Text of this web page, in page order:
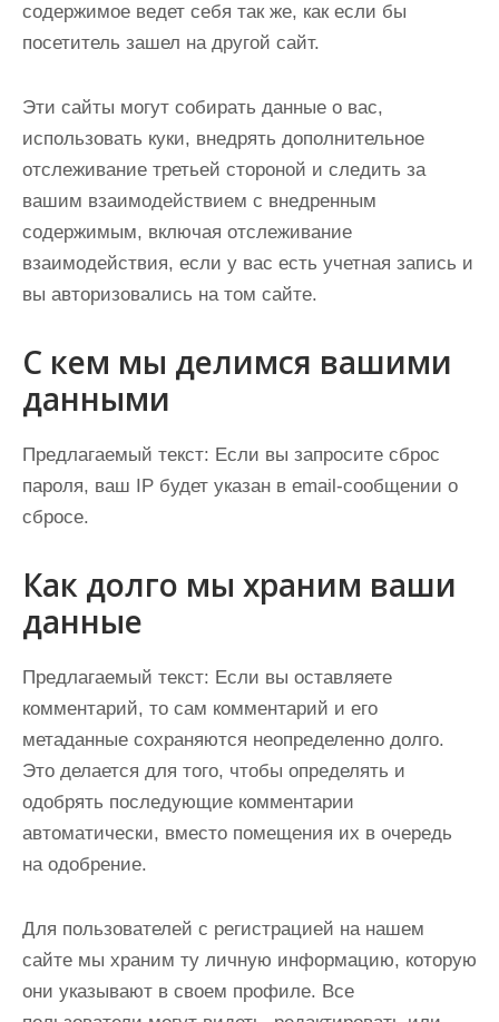
содержимое ведет себя так же, как если бы
посетитель зашел на другой сайт.
Эти сайты могут собирать данные о вас,
использовать куки, внедрять дополнительное
отслеживание третьей стороной и следить за
вашим взаимодействием с внедренным
содержимым, включая отслеживание
взаимодействия, если у вас есть учетная запись и
вы авторизовались на том сайте.
С кем мы делимся вашими
данными
Предлагаемый текст: Если вы запросите сброс
пароля, ваш IP будет указан в email-сообщении о
сбросе.
Как долго мы храним ваши
данные
Предлагаемый текст: Если вы оставляете
комментарий, то сам комментарий и его
метаданные сохраняются неопределенно долго.
Это делается для того, чтобы определять и
одобрять последующие комментарии
автоматически, вместо помещения их в очередь
на одобрение.
Для пользователей с регистрацией на нашем
сайте мы храним ту личную информацию, которую
они указывают в своем профиле. Все